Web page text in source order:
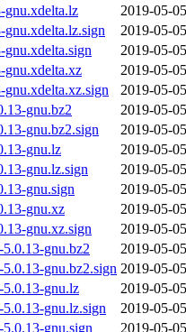
gnu.xdelta.lz
2019-05-
2019-05-
2019-05-
2019-05-
2019-05-
gnu.bz2
2019-05-
gnu.bz2.sign
2019-05-
gnu.lz
2019-05-
gnu.lz.sign
2019-05-
gnu.sign
2019-05-
gnu.xz
2019-05-
gnu.xz.sign
2019-05-
gnu.bz2
2019-05-
gnu.bz2.sign 2019-05-
5.0.13-gnu.lz
2019-05-
gnu.lz.sign
2019-05-
gnu.sign
2019-05-